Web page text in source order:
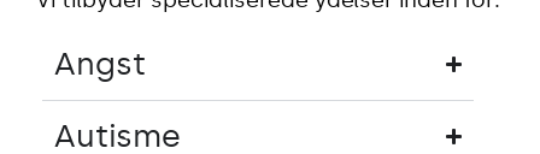
Angst
Autisme